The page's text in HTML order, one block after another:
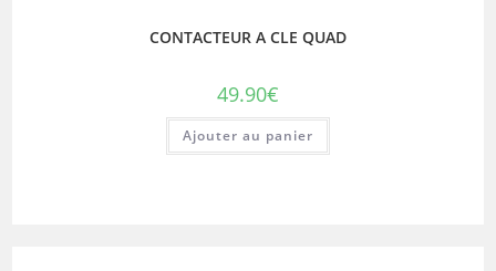
CONTACTEUR A CLE QUAD
49.90€
Ajouter au panier